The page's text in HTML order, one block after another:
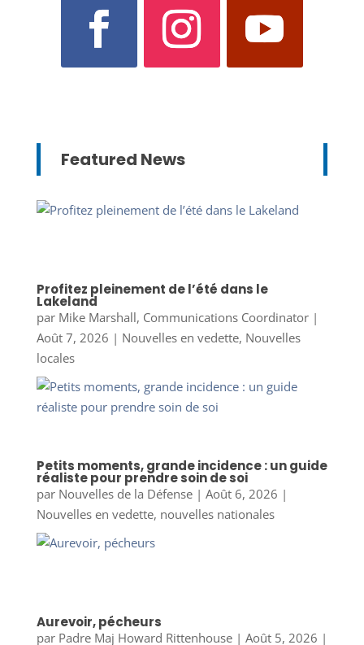
Featured News
Profitez pleinement de l’été dans le
Lakeland
par Mike Marshall, Communications Coordinator|
Août 7, 2026 | Nouvelles en vedette, Nouvelles
locales
Petits moments, grande incidence : un guide
réaliste pour prendre soin de soi
par Nouvelles de la Défense| Août 6, 2026 |
Nouvelles en vedette, nouvelles nationales
Aurevoir, pécheurs
par Padre Maj Howard Rittenhouse| Août 5, 2026 |